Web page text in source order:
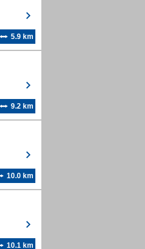
5.9 km
9.2 km
10.0 km
10.1 km